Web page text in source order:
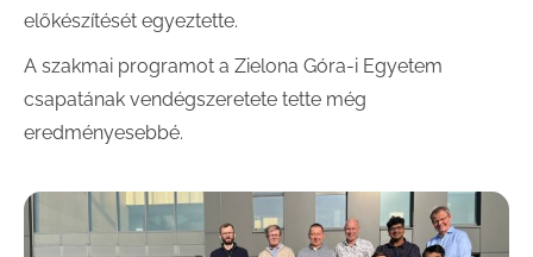
előkészítését egyeztette.
A szakmai programot a Zielona Góra-i Egyetem
csapatának vendégszeretete tette még
eredményesebbé.